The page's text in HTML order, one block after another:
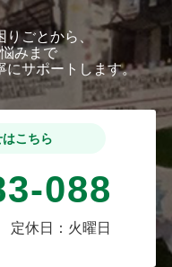
りごとから、
みまで
にサポートします。
こちら
088
定休日：火曜日